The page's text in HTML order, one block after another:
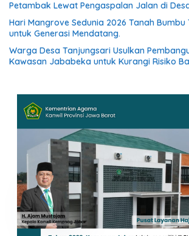
Petambak Lewat Pengaspalan Jalan di
Hari Mangrove Sedunia 2026 Tanah
untuk Generasi Mendatang.
Warga Desa Tanjungsari Usulkan
Kawasan Jababeka untuk Kurangi Risiko